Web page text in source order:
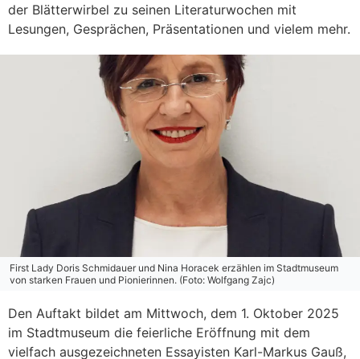
der Blätterwirbel zu seinen Literaturwochen mit
Lesungen, Gesprächen, Präsentationen und vielem mehr.
First Lady Doris Schmidauer und Nina Horacek erzählen im Stadtmuseum
von starken Frauen und Pionierinnen. (Foto: Wolfgang Zajc)
Den Auftakt bildet am Mittwoch, dem 1. Oktober 2025
im Stadtmuseum die feierliche Eröffnung mit dem
vielfach ausgezeichneten Essayisten Karl-Markus Gauß,